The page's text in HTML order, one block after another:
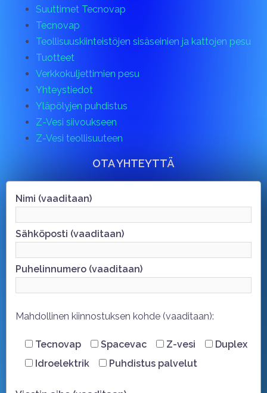
Suuttimet Tecnovap
Tecnovap
Teollisuuskiinteistöjen sisäseinien ja kattojen pesu
Tuotteet
Verkkokuljettimien pesu
Yhteystiedot
Yläpölyjen puhdistus
Z-Vesi siivoukseen
Z-Vesi teollisuuteen
OTA YHTEYTTÄ
Nimi (vaaditaan)
Sähköposti (vaaditaan)
Puhelinnumero (vaaditaan)
Mahdollinen kiinnostuksen kohde (vaaditaan):
Tecnovap Spacevac Z-vesi
Duplex
Idroelektrik
Puhdistus palvelut